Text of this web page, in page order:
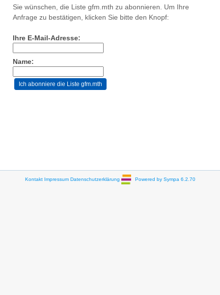
Sie wünschen, die Liste gfm.mth zu abonnieren. Um Ihre
Anfrage zu bestätigen, klicken Sie bitte den Knopf:
Ihre E-Mail-Adresse:
Name:
Kontakt Impressum Datenschutzerklärung Powered by Sympa 6.2.70